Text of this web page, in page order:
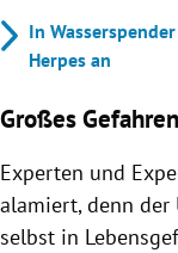
In
Herpes an
Großes
Experten und
alamiert, denn der
selbst in